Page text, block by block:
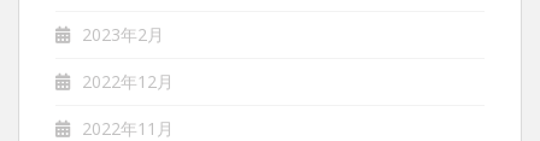
2023年2月
2022年12月
2022年11月